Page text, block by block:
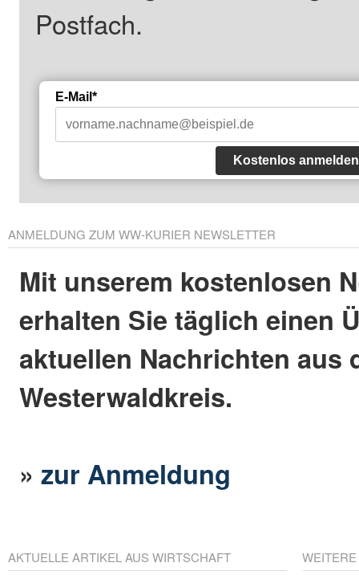
Postfach.
E-Mail*
Kostenlos anmelden
ANMELDUNG ZUM WW-KURIER NEWSLETTER
Mit unserem kostenlosen
erhalten Sie täglich einen
aktuellen Nachrichten aus
Westerwaldkreis.
»zur Anmeldung
AKTUELLE ARTIKEL AUS WIRTSCHAFT